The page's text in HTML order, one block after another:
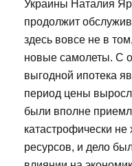
Украины Наталия
продолжит
здесь вовсе не в
новые самолеты. С
выгодной ипотека
период цены
были вполне
катастрофически
ресурсов, и дело